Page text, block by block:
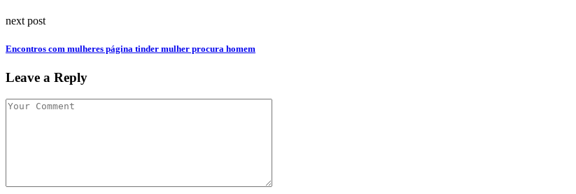
next post
Encontros com mulheres página tinder mulher procura homem
Leave a Reply